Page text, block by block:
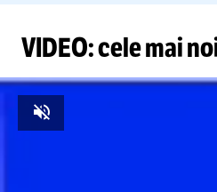
VIDEO: cele mai
Unmute